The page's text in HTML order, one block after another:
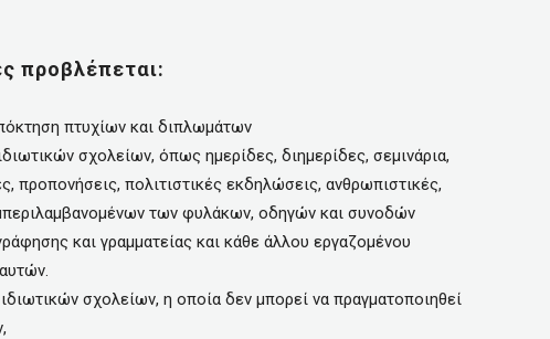
προβλέπεται:
πτυχίων και διπλωμάτων
σχολείων, όπως ημερίδες, διημερίδες, σεμινάρια,
προπονήσεις, πολιτιστικές εκδηλώσεις, ανθρωπιστικές,
των φυλάκων, οδηγών και συνοδών
και γραμματείας και κάθε άλλου εργαζομένου
σχολείων, η οποία δεν μπορεί να πραγματοποιηθεί